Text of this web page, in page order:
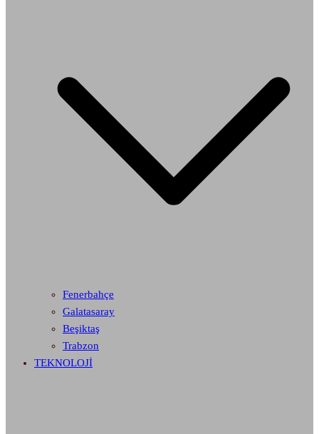
Fenerbahçe
Galatasaray
Beşiktaş
Trabzon
TEKNOLOJİ